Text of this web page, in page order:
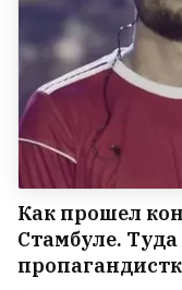
Как прошел
Стамбуле.